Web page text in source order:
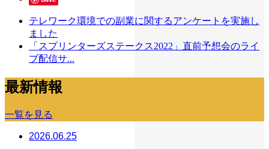
テレワーク環境での副業に関するアンケートを実施し
ました
「スプリンターズステークス2022」直前予想会のライ
ブ配信サ...
最新情報
一覧を見る
2026.06.25